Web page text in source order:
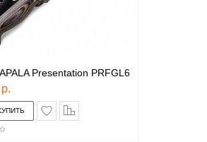
Presentation PRFGL6
в закладки